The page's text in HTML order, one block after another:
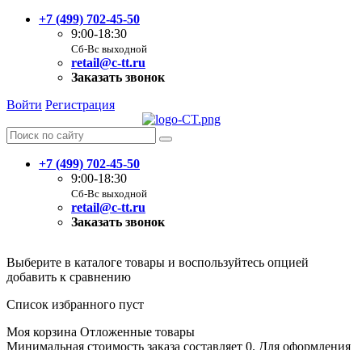
+7 (499) 702-45-50
9:00-18:30
Сб-Вс выходной
retail@c-tt.ru
Заказать звонок
Войти Регистрация
+7 (499) 702-45-50
9:00-18:30
Сб-Вс выходной
retail@c-tt.ru
Заказать звонок
Выберите в каталоге товары и воспользуйтесь опцией
добавить к сравнению
Список избранного пуст
Моя корзина Отложенные товары
Минимальная стоимость заказа составляет 0. Для оформления